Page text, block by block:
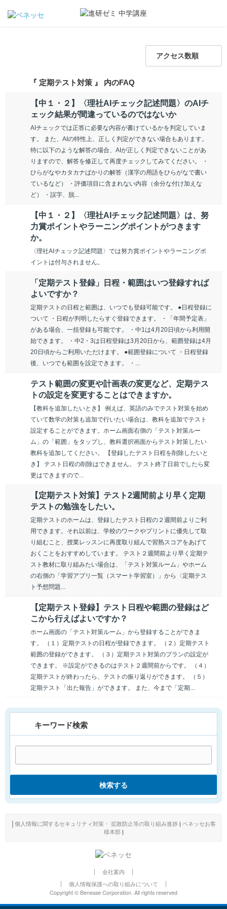
アクセス数順
『 定期テスト対策 』 内のFAQ
【中１・２】〈理社AIチェック記述問題〉のAIチ
ェック結果が間違っているのではないか
AIチェックでは正答に必要な内容が書けているかを判定していま
す。 また、AIの特性上、正しく判定ができない場合もあります。
特に以下のような解答の場合、AIが正しく判定できないことがあ
りますので、解答を修正して再度チェックしてみてください。 ・
ひらがなやカタカナばかりの解答（漢字の用語をひらがなで書い
ているなど） ・評価項目に含まれない内容（余分な付け加えな
ど） ・誤字、脱...
【中１・２】〈理社AIチェック記述問題〉は、努
力賞ポイントやラーニングポイントがつきます
か。
〈理社AIチェック記述問題〉では努力賞ポイントやラーニングポ
イントは付与されません。
「定期テスト登録」日程・範囲はいつ登録すれば
よいですか？
定期テストの日程と範囲は、いつでも登録可能です。 ●日程登録に
ついて ・日程が判明したらすぐ登録できます。 ・「年間予定表」
がある場合、一括登録も可能です。 ・中1は4月20日頃から利用開
始できます。 ・中2・3は日程登録は3月20日から、範囲登録は4月
20日頃からご利用いただけます。 ●範囲登録について ・日程登録
後、いつでも範囲を設定できます。 ・...
テスト範囲の変更や計画表の変更など、定期テス
トの設定を変更することはできますか。
【教科を追加したいとき】 例えば、英語のみでテスト対策を始め
ていて数学の対策も追加で行いたい場合は、教科を追加でテスト
設定することができます。ホーム画面右側の「テスト対策ルー
ム」の「範囲」をタップし、教科選択画面からテスト対策したい
教科を追加してください。 【登録したテスト日程を削除したいと
き】 テスト日程の削除はできません。 テスト終了日前でしたら変
更はできますので...
【定期テスト対策】テスト2週間前より早く定期
テストの勉強をしたい。
定期テストのホームは、登録したテスト日程の２週間前よりご利
用できます。それ以前は、学校のワークやプリントに優先して取
り組むこと、授業レッスンに再度取り組んで習熟スコアをあげて
おくことをおすすめしています。 テスト２週間前より早く定期テ
スト教材に取り組みたい場合は、「テスト対策ルーム」やホーム
の右側の「学習アプリ一覧（スマート学習室）」から〈定期テス
ト予想問題...
【定期テスト登録】テスト日程や範囲の登録はど
こから行えばよいですか？
ホーム画面の「テスト対策ルーム」から登録することができま
す。 （１）定期テストの日程が登録できます。 （２）定期テスト
範囲の登録ができます。 （３）定期テスト対策のプランの設定が
できます。 ※設定ができるのはテスト２週間前からです。 （４）
定期テストが終わったら、テストの振り返りができます。 （５）
定期テスト「出た報告」ができます。 また、今まで「定期...
キーワード検索
検索する
個人情報に関するセキュリティ対策・ 拡散防止等の取り組み進捗
ベネッセお客
様本部|
会社案内
個人情報保護への取り組みについて
Copyright © Benesse Corporation. All rights reserved